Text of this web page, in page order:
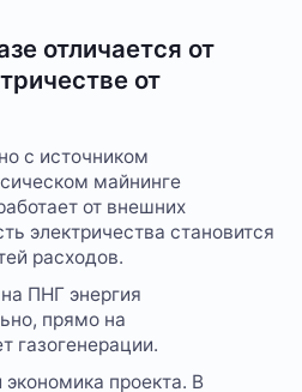
отличается от
от
с источником
майнинге
от внешних
электричества становится
расходов.
ПНГ энергия
прямо на
газогенерации.
проекта. В